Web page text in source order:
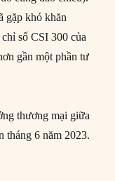
gặp khó khăn
số CSI 300 của
gần một phần tư
thương mại giữa
tháng 6 năm 2023.